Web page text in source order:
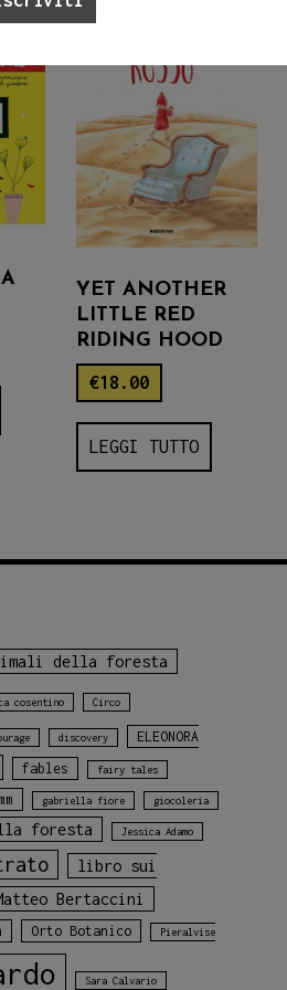
YET ANOTHER
LITTLE RED
RIDING HOOD
€18.00
LEGGI TUTTO
della foresta
cosentino Circo
discovery
ELEONORA
fables fairy tales
gabriella fiore giocoleria
foresta Jessica Adamo
libro sui
Bertaccini
Orto Botanico Pieralvise
Sara Calvario